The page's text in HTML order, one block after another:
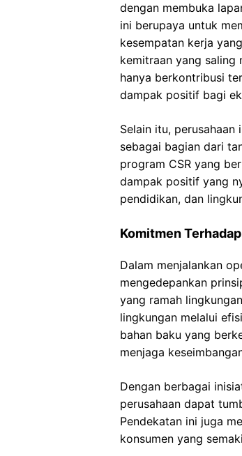
dengan membuka
ini berupaya untuk
kesempatan kerja
kemitraan yang saling
hanya berkontribusi
dampak positif bagi
Selain itu,
sebagai bagian dari
program CSR yang
dampak positif yang
pendidikan, dan
Komitmen
Dalam menjalankan
mengedepankan
yang ramah
lingkungan melalui
bahan baku yang
menjaga
Dengan berbagai
perusahaan dapat
Pendekatan ini juga
konsumen yang